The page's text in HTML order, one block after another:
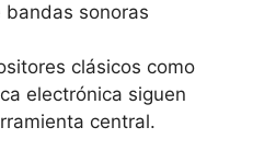
bandas sonoras
clásicos como
electrónica siguen
central.